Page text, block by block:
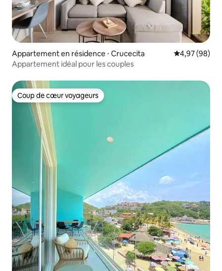
Appartement en résidence ⋅ Crucecita Évaluation
4,97 (98)
Appartement idéal pour les couples
Coup de cœur voyageurs
Coup de cœur voyageurs